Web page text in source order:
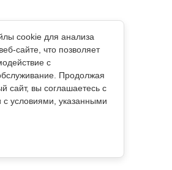
cookie для анализа
что позволяет
с
Продолжая
сайт, вы соглашаетесь с
с условиями, указанными